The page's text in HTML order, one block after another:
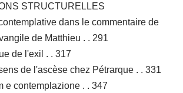
STRUCTURELLES
dans le commentaire de
de Matthieu . . 291
de l'exil . . 317
de l'ascèse chez Pétrarque . . 331
e contemplazione . . 347